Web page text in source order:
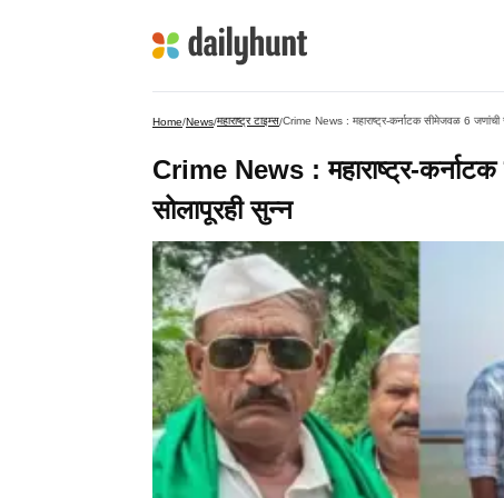
Home/News/महाराष्ट्र टाइम्स/Crime News : महाराष्ट्र-कर्नाटक सीमेजवळ 6 जणांची
Crime News : महाराष्ट्र-
सोलापूरही सुन्न